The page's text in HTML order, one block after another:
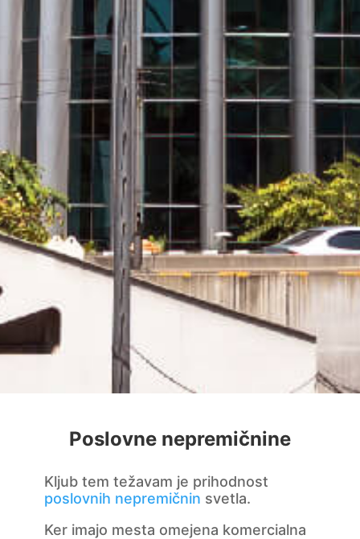
Poslovne nepremičnine
Kljub tem težavam je prihodnost
poslovnih nepremičnin svetla.
Ker imajo mesta omejena komercialna